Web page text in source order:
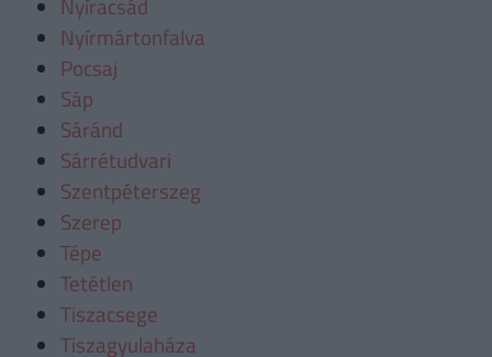
Nyírmártonfalva
Pocsaj
Sáp
Sáránd
Sárrétudvari
Szentpéterszeg
Szerep
Tépe
Tetétlen
Tiszacsege
Tiszagyulaháza